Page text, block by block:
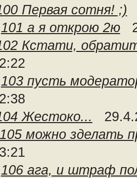
Первая сотня! ;)
101 а я открою 2ю
Кстати,
103 пусть
Жестоко...
105 можно зделать
106 ага, и штраф